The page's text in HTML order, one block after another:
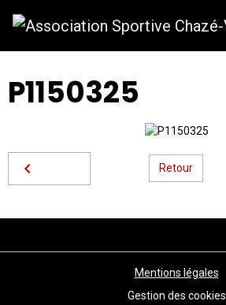
P1150325
Retour
Mentions légales
Gestion des cookies